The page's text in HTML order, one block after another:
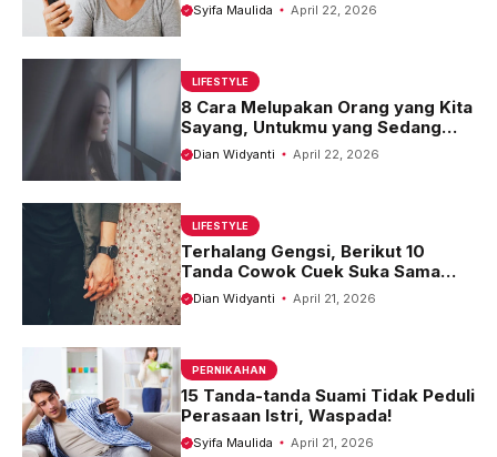
Syifa Maulida April 22, 2026
LIFESTYLE
8 Cara Melupakan Orang yang Kita
Sayang, Untukmu yang Sedang
Terluka!
Dian Widyanti April 22, 2026
LIFESTYLE
Terhalang Gengsi, Berikut 10
Tanda Cowok Cuek Suka Sama
KitaDian Widyanti April 21, 2026
PERNIKAHAN
15 Tanda-tanda Suami Tidak Peduli
Perasaan Istri, Waspada!
Syifa Maulida April 21, 2026